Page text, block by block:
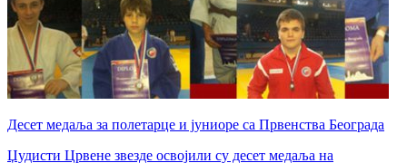
Десет медаља за полетарце и јуниоре са Првенства Београда
Џудисти Црвене звезде освојили су десет медаља на